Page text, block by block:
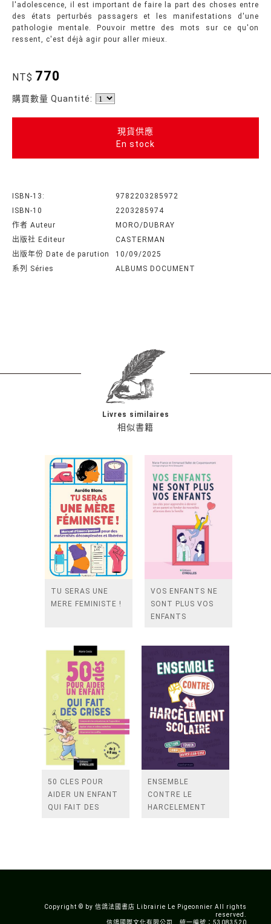
l'adolescence, il est important de faire la part des choses entre
des états perturbés passagers et les manifestations d'une
pathologie mentale. Pouvoir mettre des mots sur ce qu'on
ressent, c'est déjà agir pour aller mieux.
NT$ 770
購買數量 Quantité:
現貨供應
En stock
ISBN-13:
9782203285972
ISBN-10
2203285974
作者 Auteur
MORO/DUBRAY
出版社 Editeur
CASTERMAN
出版年份 Date de parution
10/09/2025
系列 Séries
ALBUMS DOCUMENT
相似書籍
Livres similaires
TU SERAS UNE
MERE FEMINISTE !
VOS ENFANTS NE
SONT PLUS VOS
ENFANTS
50 CLES POUR
AIDER UN ENFANT
QUI FAIT DES
ENSEMBLE
CONTRE LE
HARCELEMENT
Copyright © by 信鴿法國書店 Librairie Le Pigeonnier All rights
reserved.
信鴿國際文化有限公司 統一編號：53083520